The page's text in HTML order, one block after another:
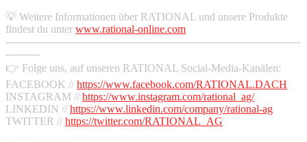
💡 Weitere Informationen über RATIONAL und unsere Produkte
findest du unter www.rational-online.com
--------------------------------------------------------------------------------------
----------
👉 Folge uns, auf unseren RATIONAL Social-Media-Kanälen:
FACEBOOK // https://www.facebook.com/RATIONAL.DACH
INSTAGRAM // https://www.instagram.com/rational_ag/
LINKEDIN // https://www.linkedin.com/company/rational-ag
TWITTER // https://twitter.com/RATIONAL_AG